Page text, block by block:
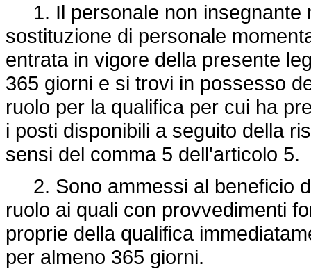
1. Il personale non insegnante
sostituzione di personale
entrata in vigore della presente
365 giorni e si trovi in possesso
ruolo per la qualifica per cui ha
i posti disponibili a seguito della
sensi del comma 5 dell'articolo 5.
2. Sono ammessi al beneficio
ruolo ai quali con provvedimenti
proprie della qualifica
per almeno 365 giorni.